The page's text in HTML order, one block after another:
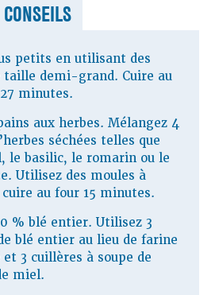
CONSEILS
petits en utilisant des
taille demi-grand. Cuire au
minutes.
aux herbes. Mélangez 4
séchées telles que
le basilic, le romarin ou le
Utilisez des moules à
au four 15 minutes.
% blé entier. Utilisez 3
blé entier au lieu de farine
3 cuillères à soupe de
miel.